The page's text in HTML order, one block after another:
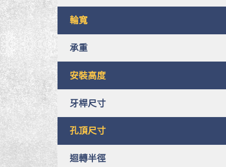
輪寬
承重
安裝高度
牙桿尺寸
孔頂尺寸
迴轉半徑